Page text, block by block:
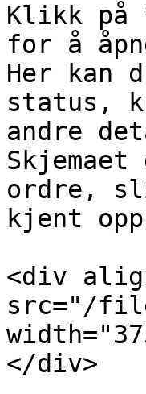
Klikk på
for å
Her kan
status,
andre
ordre,
kjent
<div
src="/
</div>